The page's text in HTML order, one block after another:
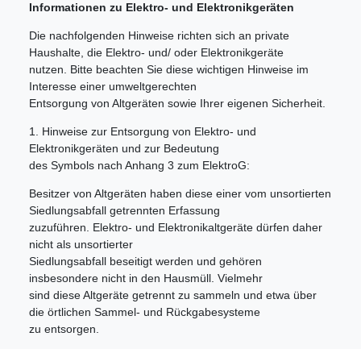
Informationen zu Elektro- und Elektronikgeräten
Die nachfolgenden Hinweise richten sich an private
Haushalte, die Elektro- und/ oder Elektronikgeräte
nutzen. Bitte beachten Sie diese wichtigen Hinweise im
Interesse einer umweltgerechten
Entsorgung von Altgeräten sowie Ihrer eigenen Sicherheit.
1. Hinweise zur Entsorgung von Elektro- und
Elektronikgeräten und zur Bedeutung
des Symbols nach Anhang 3 zum ElektroG:
Besitzer von Altgeräten haben diese einer vom unsortierten
Siedlungsabfall getrennten Erfassung
zuzuführen. Elektro- und Elektronikaltgeräte dürfen daher
nicht als unsortierter
Siedlungsabfall beseitigt werden und gehören
insbesondere nicht in den Hausmüll. Vielmehr
sind diese Altgeräte getrennt zu sammeln und etwa über
die örtlichen Sammel- und Rückgabesysteme
zu entsorgen.